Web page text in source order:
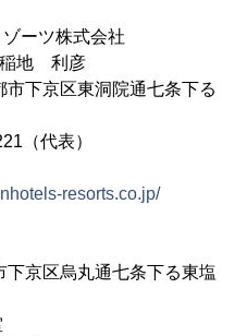
ーツ株式会社
稲地 利彦
京区東洞院通七条下る
代表）
resorts.co.jp/
下京区烏丸通七条下る東塩